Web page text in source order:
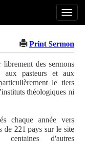
Print Sermon
des sermons
aux pasteurs et aux
le tiers
théologiques ni
chaque année vers
de 221 pays sur le site
d'autres